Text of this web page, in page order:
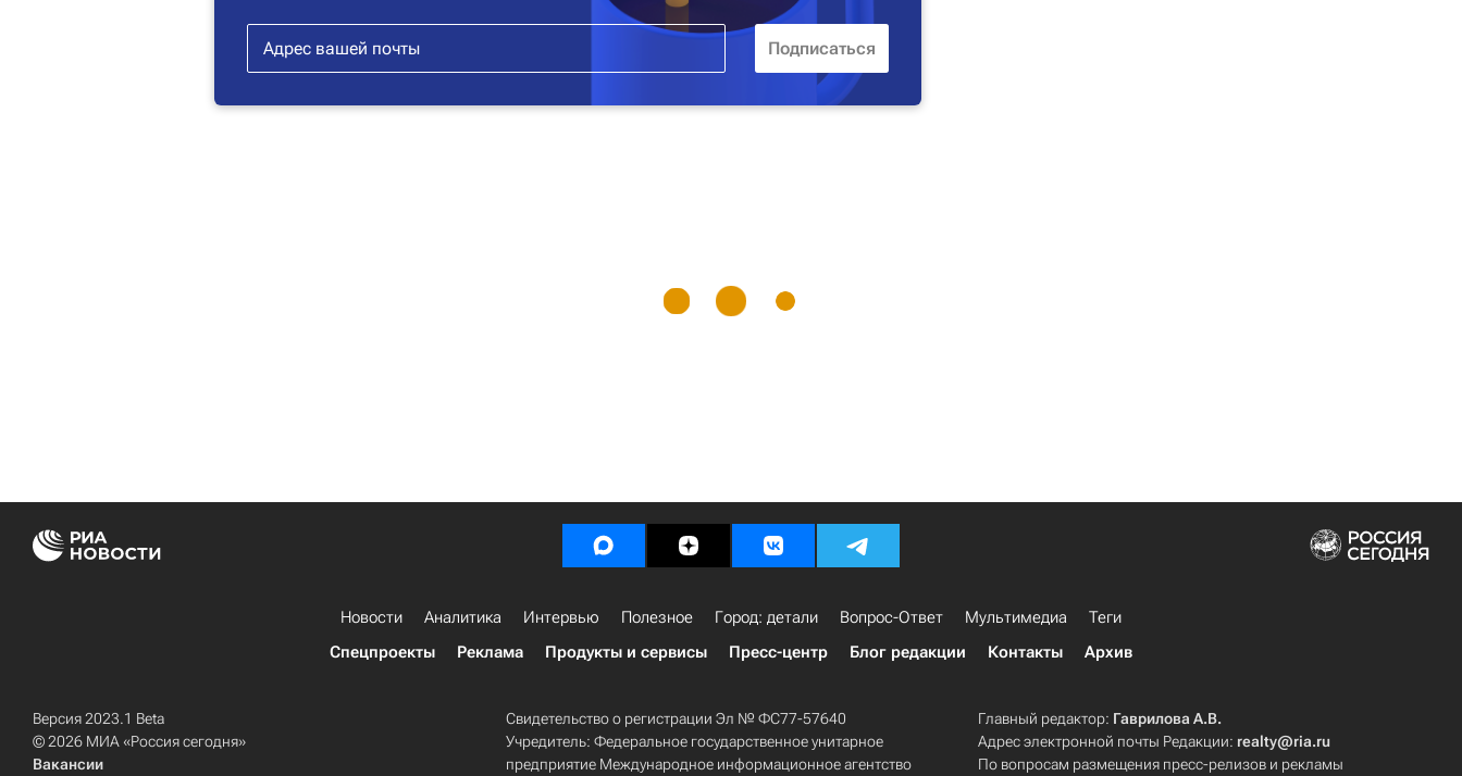
Новости Аналитика Интервью Полезное Город: детали Вопрос-Ответ Мультимедиа
Теги
Спецпроекты
Реклама Продукты и сервисы Пресс-центр Блог редакции Контакты Архив
Версия 2023.1 Beta
© 2026 МИА «Россия сегодня»
Вакансии
Свидетельство о регистрации Эл № ФС77-57640
Учредитель: Федеральное государственное унитарное
предприятие Международное информационное агентство
Главный редактор: Гаврилова А.В.
Адрес электронной почты Редакции: realty@ria.ru
По вопросам размещения пресс-релизов и рекламы